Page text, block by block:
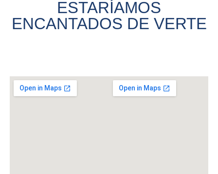
ESTARÍAMOS
ENCANTADOS DE VERTE